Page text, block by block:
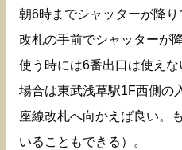
朝6時までシャッターが降
改札の手前でシャッターが
使う時には6番出口は使え
場合は東武浅草駅1F西側の
座線改札へ向かえば良い。
いることもできる）。